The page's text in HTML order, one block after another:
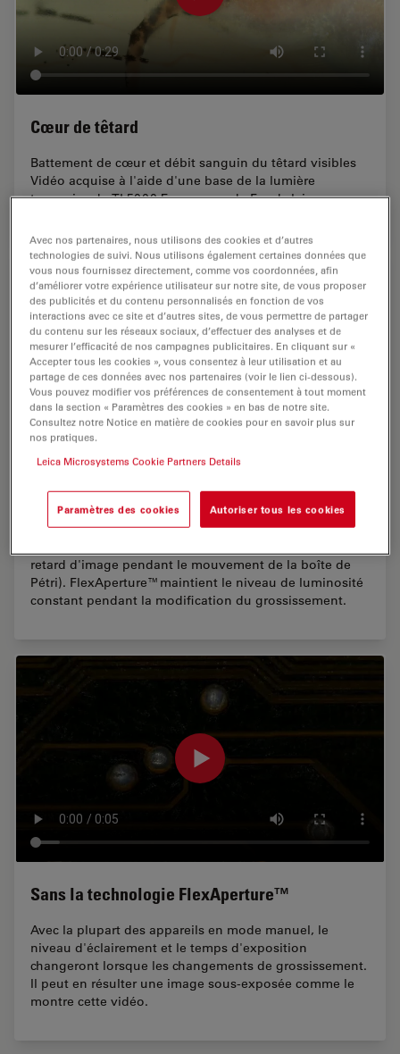
Cœur de têtard
Battement de cœur et débit sanguin du têtard visibles
Vidéo acquise à l'aide d'une base de la lumière
transmise du TL5000 Ergo en mode Fond clair
C.elegans
Acquis à l'aide d'un socle de diascopie Leica TL3000 ST
retard d'image pendant le mouvement de la boîte de
Pétri). FlexAperture™maintient le niveau de luminosité
constant pendant la modification du grossissement.
Sans la technologie FlexAperture™
Avec la plupart des appareils en mode manuel, le
niveau d'éclairement et le temps d'exposition
changeront lorsque les changements de grossissement.
Il peut en résulter une image sous-exposée comme le
montre cette vidéo.
Avec nos partenaires, nous utilisons des cookies et d’autres
technologies de suivi. Nous utilisons également certaines données que
vous nous fournissez directement, comme vos coordonnées, afin
d’améliorer votre expérience utilisateur sur notre site, de vous proposer
des publicités et du contenu personnalisés en fonction de vos
interactions avec ce site et d’autres sites, de vous permettre de partager
du contenu sur les réseaux sociaux, d’effectuer des analyses et de
mesurer l’efficacité de nos campagnes publicitaires. En cliquant sur «
Accepter tous les cookies », vous consentez à leur utilisation et au
partage de ces données avec nos partenaires (voir le lien ci-dessous).
Vous pouvez modifier vos préférences de consentement à tout moment
dans la section « Paramètres des cookies » en bas de notre site.
Consultez notre Notice en matière de cookies pour en savoir plus sur
nos pratiques.
Leica Microsystems Cookie Partners Details
Paramètres des cookies Autoriser tous les cookies